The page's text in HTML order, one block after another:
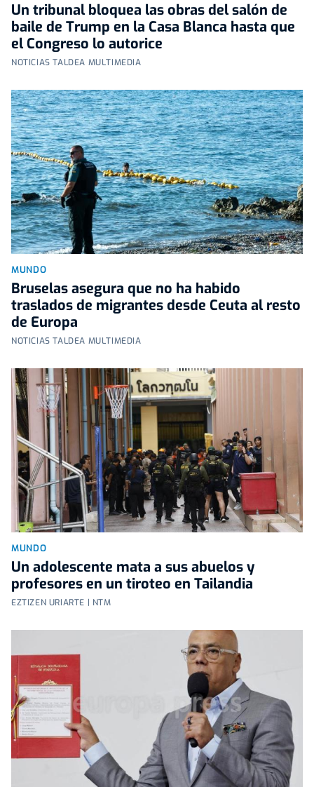
Un tribunal bloquea las obras del salón de
baile de Trump en la Casa Blanca hasta que
el Congreso lo autorice
NOTICIAS TALDEA MULTIMEDIA
MUNDO
Bruselas asegura que no ha habido
traslados de migrantes desde Ceuta al resto
de Europa
NOTICIAS TALDEA MULTIMEDIA
MUNDO
Un adolescente mata a sus abuelos y
profesores en un tiroteo en Tailandia
EZTIZEN URIARTE | NTM